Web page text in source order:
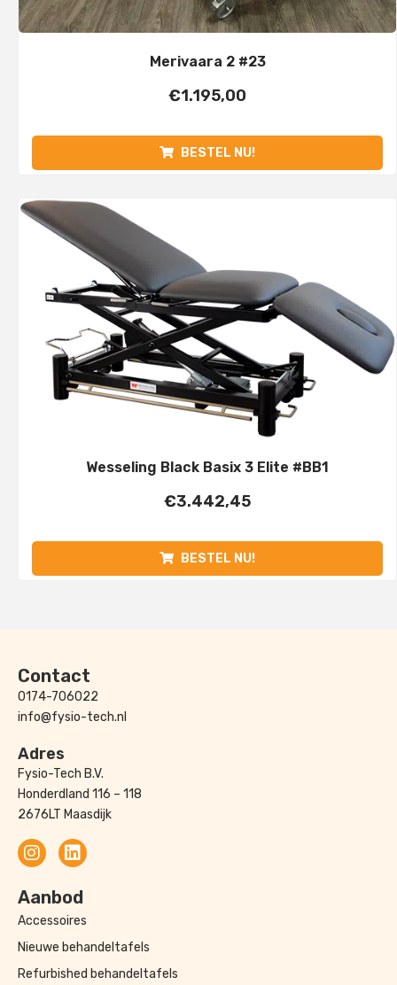
Merivaara 2 #23
€1.195,00
BESTEL NU!
Wesseling Black Basix 3 Elite #BB1
€3.442,45
BESTEL NU!
Contact
0174-706022
info@fysio-tech.nl
Adres
Fysio-Tech B.V.
Honderdland 116 – 118
2676LT Maasdijk
Aanbod
Accessoires
Nieuwe behandeltafels
Refurbished behandeltafels